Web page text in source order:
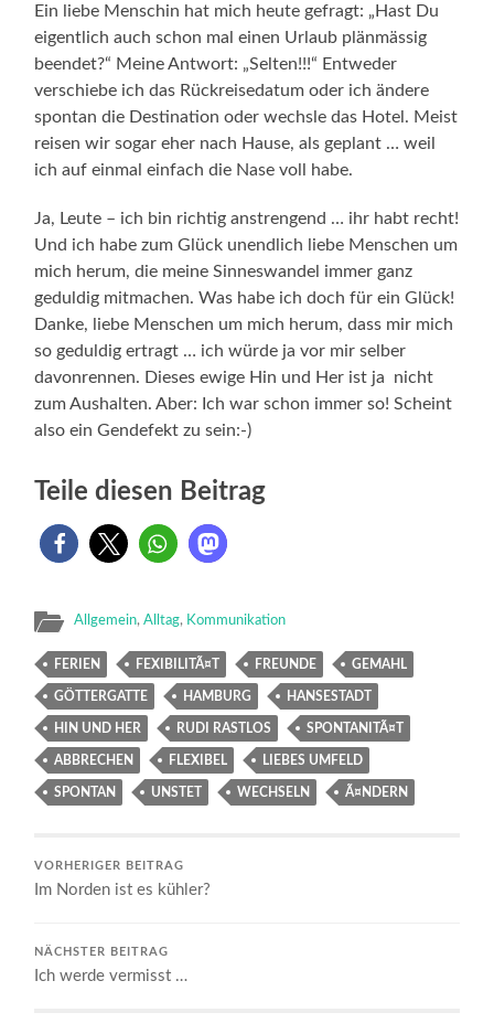
Ein liebe Menschin hat mich heute gefragt: „Hast Du
eigentlich auch schon mal einen Urlaub plänmässig
beendet?“ Meine Antwort: „Selten!!!“ Entweder
verschiebe ich das Rückreisedatum oder ich ändere
spontan die Destination oder wechsle das Hotel. Meist
reisen wir sogar eher nach Hause, als geplant … weil
ich auf einmal einfach die Nase voll habe.
Ja, Leute – ich bin richtig anstrengend … ihr habt recht!
Und ich habe zum Glück unendlich liebe Menschen um
mich herum, die meine Sinneswandel immer ganz
geduldig mitmachen. Was habe ich doch für ein Glück!
Danke, liebe Menschen um mich herum, dass mir mich
so geduldig ertragt … ich würde ja vor mir selber
davonrennen. Dieses ewige Hin und Her ist ja nicht
zum Aushalten. Aber: Ich war schon immer so! Scheint
also ein Gendefekt zu sein:-)
Teile diesen Beitrag
Allgemein,Alltag, Kommunikation
FERIEN FEXIBILITÃ¤T FREUNDE GEMAHL
GÖTTERGATTE HAMBURG HANSESTADT
HIN UND HER RUDI RASTLOS SPONTANITÃ¤T
ABBRECHEN FLEXIBEL LIEBES UMFELD
SPONTAN UNSTET WECHSELN Ã¤NDERN
VORHERIGER BEITRAG
Im Norden ist es kühler?
NÄCHSTER BEITRAG
Ich werde vermisst …